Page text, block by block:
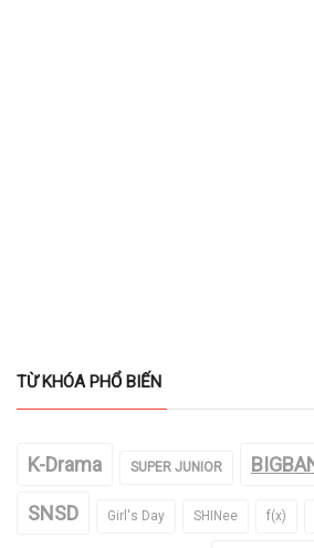
TỪ KHÓA PHỔ BIẾN
K-Drama SUPER JUNIOR
SNSD Girl's Day SHINee f(x)